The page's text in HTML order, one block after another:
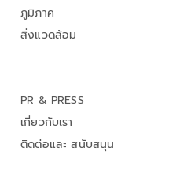
ภูมิภาค
สิ่งแวดล้อม
PR & PRESS
เกี่ยวกับเรา
ติดต่อและ สนับสนุน